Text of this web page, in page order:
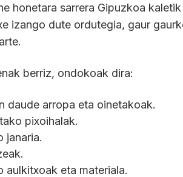
honetara sarrera Gipuzkoa
izango dute ordutegia, gaur
berriz, ondokoak dira:
daude arropa eta oinetakoak.
pixoihalak.
janaria.
aulkitxoak eta materiala.